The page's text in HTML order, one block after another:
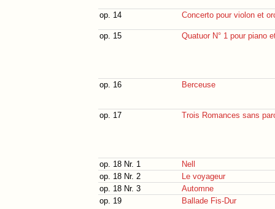
op. 14 Concerto pour violon et
op. 15 Quatuor N° 1 pour piano
op. 16 Berceuse
op. 17 Trois Romances sans
op. 18 Nr. 1
Nell
op. 18 Nr. 2
Le voyageur
op. 18 Nr. 3
Automne
op. 19
Ballade Fis-Dur